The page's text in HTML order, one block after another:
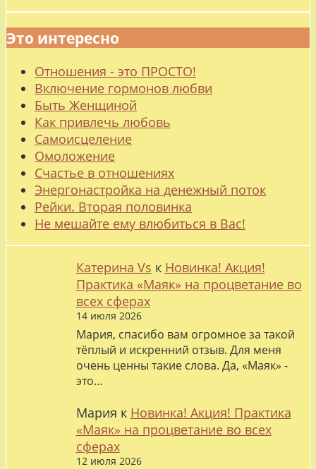
Это интересно
Отношения - это ПРОСТО!
Включение гормонов любви
Быть Женщиной
Как привлечь любовь
Самоисцеление
Омоложение
Счастье в отношениях
Энергонастройка на денежный поток
Рейки. Вторая половинка
Не мешайте ему влюбиться в Вас!
Катерина Vs к Новинка! Акция!
Практика «Маяк» на процветание во
всех сферах
14 июля 2026
Мария, спасибо вам огромное за такой
тёплый и искренний отзыв. Для меня
очень ценны такие слова. Да, «Маяк» -
это…
Мария к Новинка! Акция! Практика
«Маяк» на процветание во всех
сферах
12 июля 2026